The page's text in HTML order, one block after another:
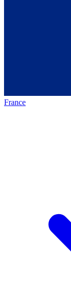
France